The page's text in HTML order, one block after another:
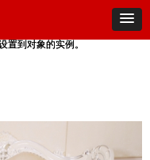
置到对象的实例。
置到对象的实例。